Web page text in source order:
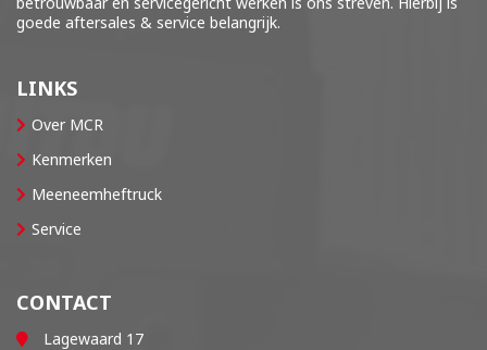
goede aftersales & service belangrijk.
LINKS
Over MCR
Kenmerken
Meeneemheftruck
Service
CONTACT
Lagewaard 17